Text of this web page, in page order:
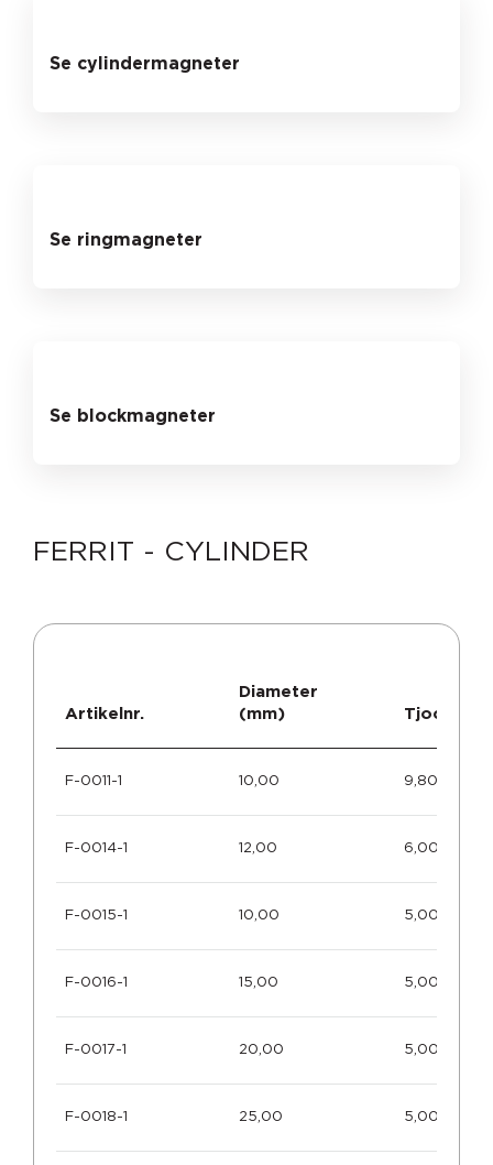
Se cylindermagneter
Se ringmagneter
Se blockmagneter
FERRIT - CYLINDER
Artikelnr.
Diameter
(mm)
Tjocklek
F-0011-1 10,00 9,80
F-0014-1 12,00 6,00
F-0015-1 10,00 5,00
F-0016-1 15,00 5,00
F-0017-1 20,00 5,00
F-0018-1 25,00 5,00